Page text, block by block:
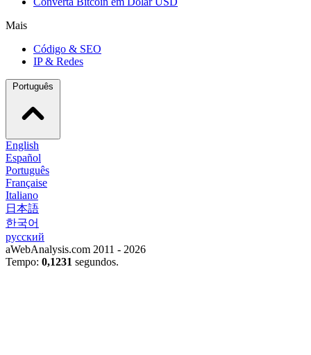
Mais
Código & SEO
IP & Redes
English
Español
Português
Française
Italiano
日本語
한국어
русский
aWebAnalysis.com 2011 - 2026
Tempo: 0,1231 segundos.